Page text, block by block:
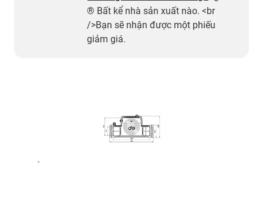
® Bất kể nhà sản xuất nào. <br
/>Bạn sẽ nhận được một phiếu
giảm giá.
-